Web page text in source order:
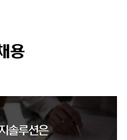
용
솔루션은